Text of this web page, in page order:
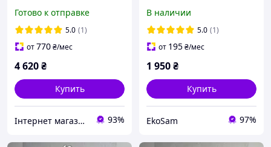
вещей С8+
Готово к отправке
5.0 (1)
от770₴/мес
4 620₴
Купить
Інтернет магазин товарів для дому Сімейний 93%
двумя ярусами и полкой
для обуви
В наличии
5.0 (1)
от 195₴/мес
1 950₴
Купить
EkoSam 97%